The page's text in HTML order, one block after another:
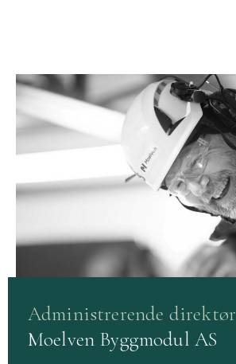
Administrerende direktør
Moelven Byggmodul AS